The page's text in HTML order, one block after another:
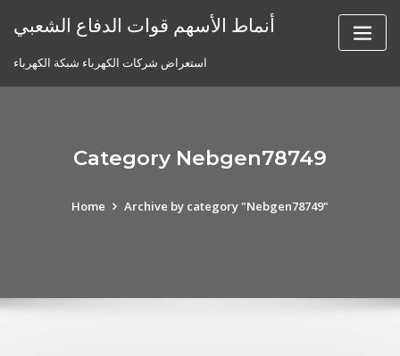
أنماط الأسهم قوات الدفاع الشعبي
استعراض شركات الكهرباء شبكة الكهرباء
Category Nebgen78749
Home Archive by category "Nebgen78749"